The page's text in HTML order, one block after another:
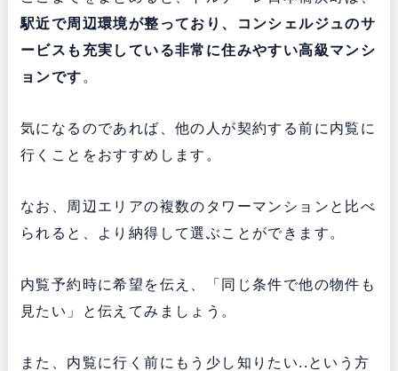
駅近で周辺環境が整っており、コンシェルジュのサ
ービスも充実している非常に住みやすい高級マンシ
ョンです 。
気になるのであれば、他の人が契約する前に内覧に
行くことをおすすめします。
なお、周辺エリアの複数のタワーマンションと比べ
られると、より納得して選ぶことができます。
内覧予約時に希望を伝え、「同じ条件で他の物件も
見たい」と伝えてみましょう。
また、内覧に行く前にもう少し知りたい..という方